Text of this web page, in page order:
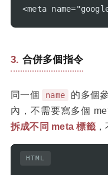
<meta
合併多個指令
同一個 name 的多個
內，不需要寫多個
拆成不同 meta 標籤，
HTML